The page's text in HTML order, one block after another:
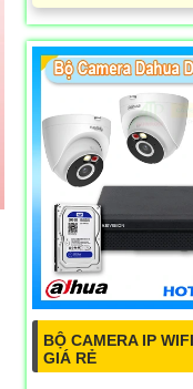
BỘ CAMERA IP
GIÁ RẺ